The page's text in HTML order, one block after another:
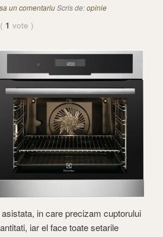
un comentariuScris de:opinie
( 1 vote )
in care precizam cuptorului
iar el face toate setarile